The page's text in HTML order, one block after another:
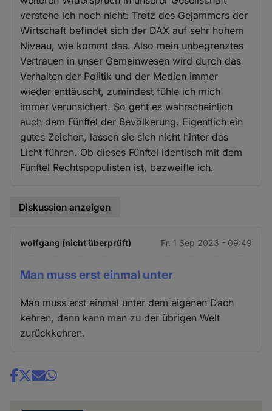
verstehe ich noch nicht: Trotz des Gejammers der
Wirtschaft befindet sich der DAX auf sehr hohem
Niveau, wie kommt das. Also mein unbegrenztes
Vertrauen in unser Gemeinwesen wird durch das
Verhalten der Politik und der Medien immer
wieder enttäuscht, zumindest fühle ich mich
immer verunsichert. So geht es wahrscheinlich
auch dem Fünftel der Bevölkerung. Eigentlich ein
gutes Zeichen, lassen sie sich nicht hinter das
Licht führen. Ob dieses Fünftel identisch mit dem
Fünftel Rechtspopulisten ist, bezweifle ich.
Diskussion anzeigen
wolfgang (nicht überprüft) Fr. 1 Sep 2023 - 09:49
Man muss erst einmal unter
Man muss erst einmal unter dem eigenen Dach
kehren, dann kann man zu der übrigen Welt
zurückkehren.
Share